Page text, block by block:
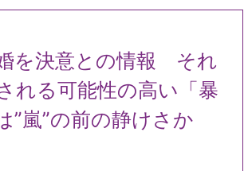
を決意との情報 それ
れる可能性の高い「暴
嵐”の前の静けさか